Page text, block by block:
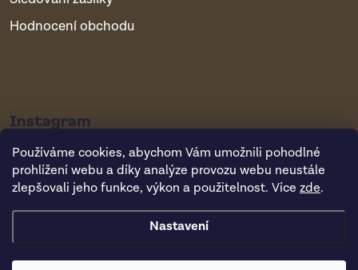
Používáme cookies, abychom Vám umožnili pohodlné
prohlížení webu a díky analýze provozu webu neustále
zlepšovali jeho funkce, výkon a použitelnost. Více zde.
Nastavení
Hodnocení obchodu
Instagram
Copyright 2026Vsepropejska.cz. Všechna práva vyhrazena.